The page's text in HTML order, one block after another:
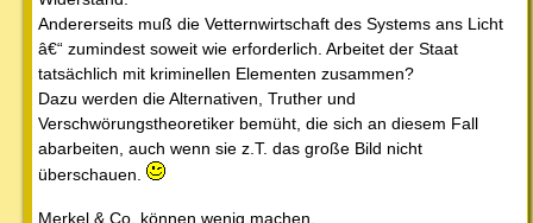
Andererseits muß die Vetternwirtschaft des Systems ans Licht
â€“ zumindest soweit wie erforderlich. Arbeitet der Staat
tatsächlich mit kriminellen Elementen zusammen?
Dazu werden die Alternativen, Truther und
Verschwörungstheoretiker bemüht, die sich an diesem Fall
abarbeiten, auch wenn sie z.T. das große Bild nicht
überschauen.
Merkel & Co. können wenig machen.